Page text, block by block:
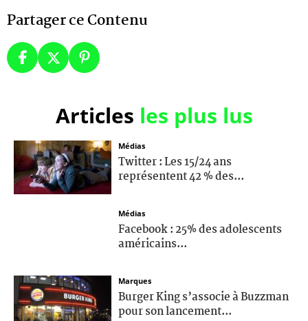
Partager ce Contenu
Articles les plus lus
Médias
Twitter : Les 15/24 ans
représentent 42 % des...
Médias
Facebook : 25% des adolescents
américains...
Marques
Burger King s’associe à Buzzman
pour son lancement...